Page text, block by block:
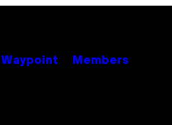
Waypoint Members